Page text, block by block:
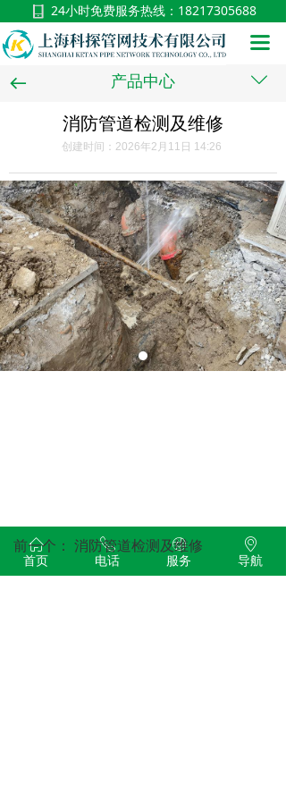
24小时免费服务热线： 18217305688
끀
首页
关于我们
新闻中心
施工视频
在线留言
联系我们
ꀇ
首页
ꂅ
电话
ꁵ
服务
ꀷ
导航
消防管道检测及维修
创建时间： 2026年2月11日 14:26
产品中心
뀷 ꄳ
前一个： 消防管道检测及维修